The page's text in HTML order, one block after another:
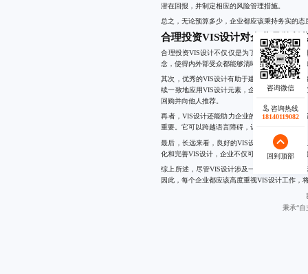
潜在回报，并制定相应的风险管理措施。
总之，无论预算多少，企业都应该秉持务实的
合理投资VIS设计对企业品牌长
合理投资VIS设计不仅仅是为了短期内提升品
念，使得内外部受众都能够清晰地理解企业的
其次，优秀的VIS设计有助于建立稳定的品牌
续一致地应用VIS设计元素，企业可以在消费
回购并向他人推荐。
再者，VIS设计还能助力企业的国际化进程。
重要。它可以跨越语言障碍，让不同文化背景
最后，长远来看，良好的VIS设计有助于提升
化和完善VIS设计，企业不仅可以巩固现有市场
综上所述，尽管VIS设计涉及一定的成本投入
因此，每个企业都应该高度重视VIS设计工作，
秉承“
咨询热线
18140119082
回到顶部